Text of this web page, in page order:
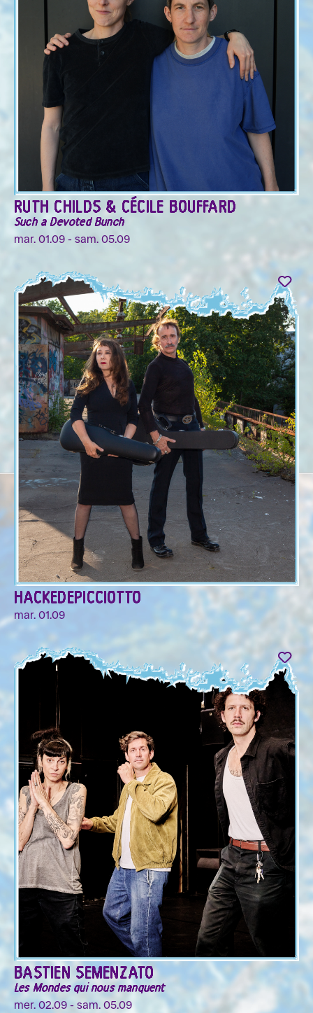
RUTH CHILDS & CÉCILE BOUFFARD
Such a Devoted Bunch
mar. 01.09 - sam. 05.09
HACKEDEPICCIOTTO
mar. 01.09
BASTIEN SEMENZATO
Les Mondes qui nous manquent
mer. 02.09 - sam. 05.09